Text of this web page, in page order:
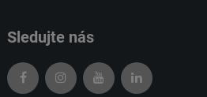
Sledujte nás